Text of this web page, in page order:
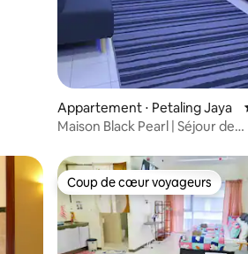
Appartement ⋅ Petaling Jaya
Maison Black Pearl | Séjour de
Kota Damansara
Coup de cœur voyageurs
Coup de cœur voyageurs